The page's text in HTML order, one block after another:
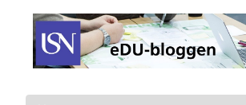
Hopp til innhold